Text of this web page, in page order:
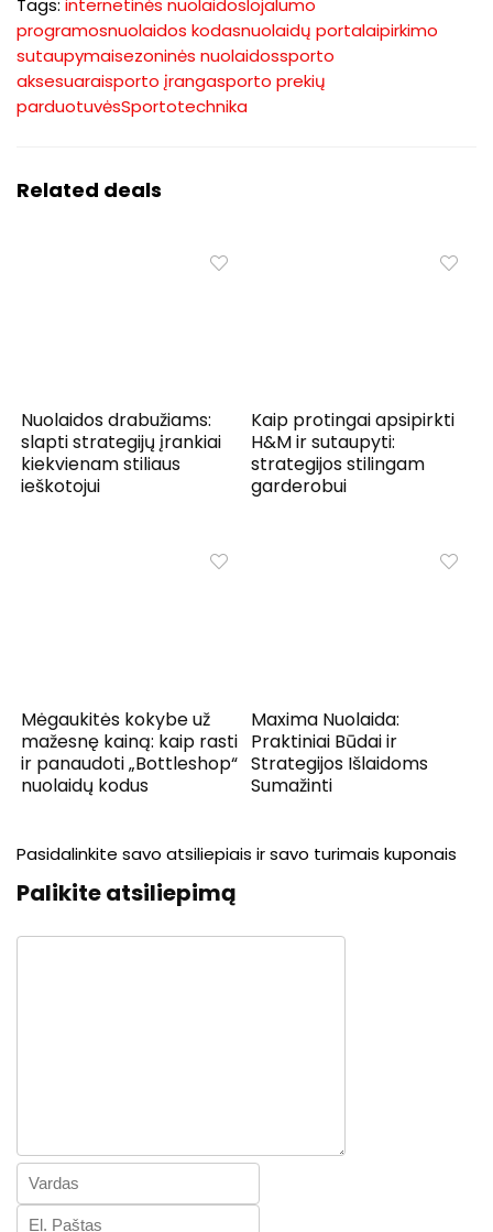
Tags: internetinės nuolaidoslojalumo
programosnuolaidos kodasnuolaidų portalaipirkimo
sutaupymaisezoninės nuolaidossporto
aksesuaraisporto įrangasporto prekių
parduotuvėsSportotechnika
Related deals
Nuolaidos drabužiams:
slapti strategijų įrankiai
kiekvienam stiliaus
ieškotojui
Kaip protingai apsipirkti
H&M ir sutaupyti:
strategijos stilingam
garderobui
Mėgaukitės kokybe už
mažesnę kainą: kaip rasti
ir panaudoti „Bottleshop“
nuolaidų kodus
Maxima Nuolaida:
Praktiniai Būdai ir
Strategijos Išlaidoms
Sumažinti
Pasidalinkite savo atsiliepiais ir savo turimais kuponais
Palikite atsiliepimą